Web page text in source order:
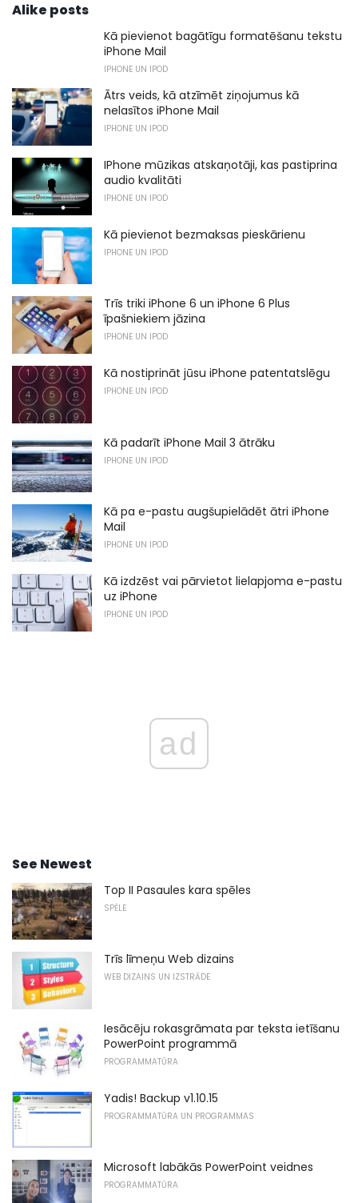
Alike posts
Kā pievienot bagātīgu formatēšanu tekstu
iPhone Mail
IPHONE UN IPOD
Ātrs veids, kā atzīmēt ziņojumus kā
nelasītos iPhone Mail
IPHONE UN IPOD
IPhone mūzikas atskaņotāji, kas pastiprina
audio kvalitāti
IPHONE UN IPOD
Kā pievienot bezmaksas pieskārienu
IPHONE UN IPOD
Trīs triki iPhone 6 un iPhone 6 Plus
īpašniekiem jāzina
IPHONE UN IPOD
Kā nostiprināt jūsu iPhone patentatslēgu
IPHONE UN IPOD
Kā padarīt iPhone Mail 3 ātrāku
IPHONE UN IPOD
Kā pa e-pastu augšupielādēt ātri iPhone
Mail
IPHONE UN IPOD
Kā izdzēst vai pārvietot lielapjoma e-pastu
uz iPhone
IPHONE UN IPOD
ad
See Newest
Top II Pasaules kara spēles
SPĒLE
Trīs līmeņu Web dizains
WEB DIZAINS UN IZSTRĀDE
Iesācēju rokasgrāmata par teksta ietīšanu
PowerPoint programmā
PROGRAMMATŪRA
Yadis! Backup v1.10.15
PROGRAMMATŪRA UN PROGRAMMAS
Microsoft labākās PowerPoint veidnes
PROGRAMMATŪRA